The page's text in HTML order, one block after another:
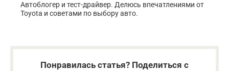
Автоблогер и тест-драйвер. Делюсь впечатлениями от
Toyota и советами по выбору авто.
Понравилась статья? Поделиться с